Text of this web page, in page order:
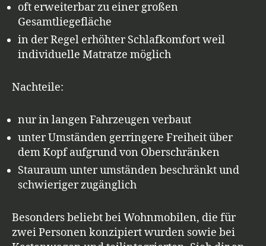
oft erweiterbar zu einer großen
Gesamtliegefläche
in der Regel erhöhter Schlafkomfort weil
individuelle Matratze möglich
Nachteile:
nur in langen Fahrzeugen verbaut
unter Umständen gerringere Freiheit über
dem Kopf aufgrund von Oberschränken
Stauraum unter umständen beschränkt und
schwieriger zugänglich
Besonders beliebt bei Wohnmobilen, die für
zwei Personen konzipiert wurden sowie bei